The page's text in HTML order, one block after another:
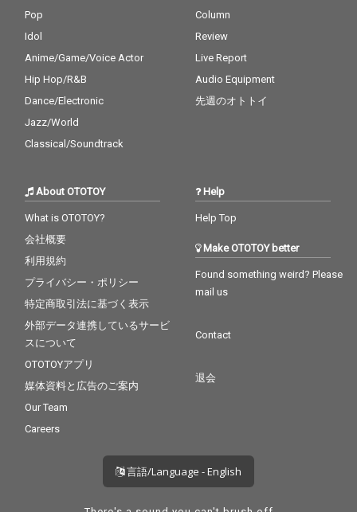
Pop
Idol
Anime/Game/Voice Actor
Hip Hop/R&B
Dance/Electronic
Jazz/World
Classical/Soundtrack
Column
Review
Live Report
Audio Equipment
先週のオトトイ
About OTOTOY
What is OTOTOY?
会社概要
利用規約
プライバシー・ポリシー
特定商取引法に基づく表示
外部データ連携しているサービ
スについて
OTOTOYアプリ
媒体資料と広告のご案内
Our Team
Careers
Help
Help Top
Make OTOTOY better
Found something weird? Please
mail us
Contact
退会
言語/Language - English